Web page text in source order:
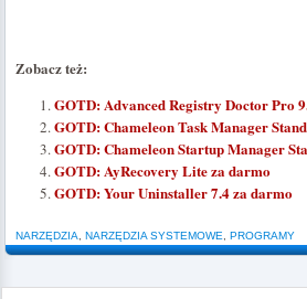
Zobacz też:
GOTD: Advanced Registry Doctor Pro
GOTD: Chameleon Task Manager
GOTD: Chameleon Startup Manager
GOTD: AyRecovery Lite za darmo
GOTD: Your Uninstaller 7.4 za darmo
NARZĘDZIA NARZĘDZIA SYSTEMOWE PROGRAMY